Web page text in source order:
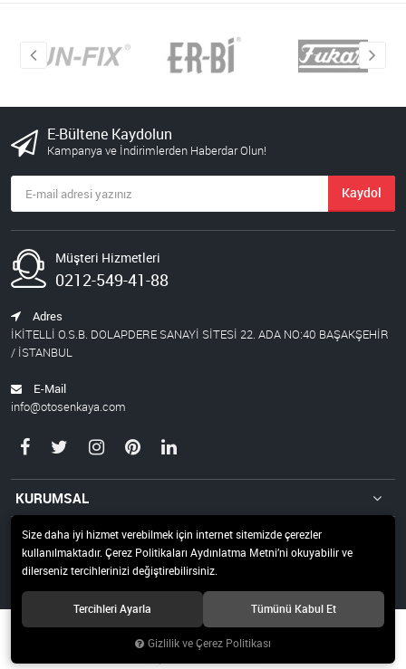
E-Bültene Kaydolun
Kampanya ve İndirimlerden Haberdar Olun!
Kaydol
Müşteri Hizmetleri
0212-549-41-88
Adres
İKİTELLİ O.S.B. DOLAPDERE SANAYİ SİTESİ 22. ADA NO:40 BAŞAKŞEHİR
/ İSTANBUL
E-Mail
info@otosenkaya.com
KURUMSAL
ÖDEME
İLETİŞİM
© 2019 OTO ŞENKAYA Tüm hakları saklıdır.
Size daha iyi hizmet verebilmek için internet sitemizde çerezler
kullanılmaktadır. Çerez Politikaları Aydınlatma Metni’ni okuyabilir ve
dilerseniz tercihlerinizi değiştirebilirsiniz.
Tercihleri Ayarla Tümünü Kabul Et
Gizlilik ve Çerez Politikası